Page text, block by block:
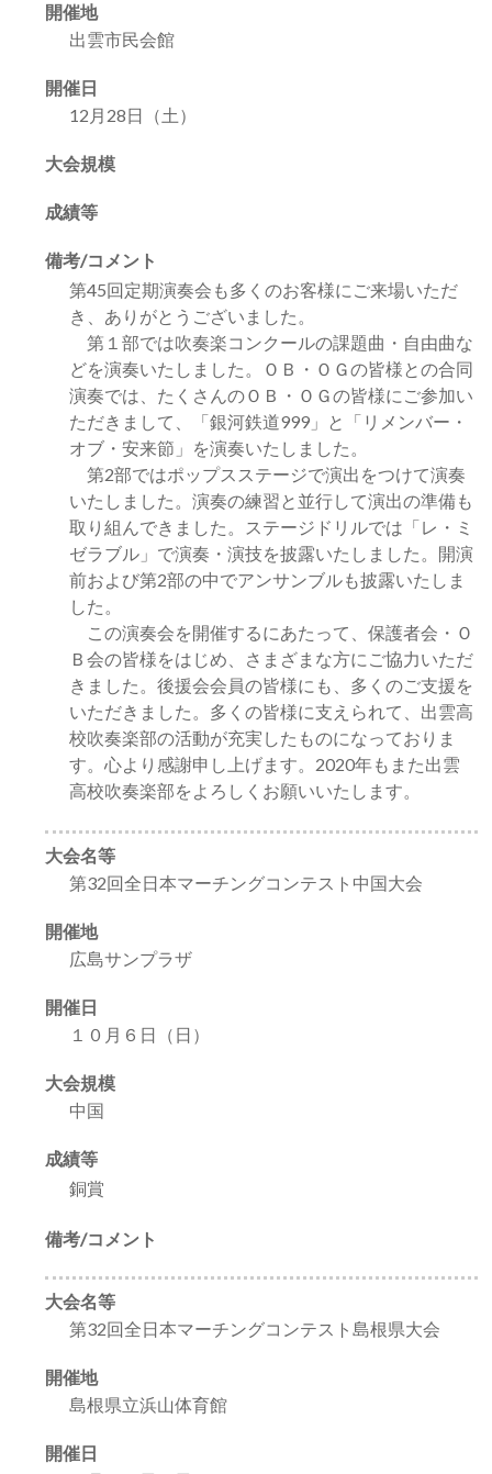
開催地
出雲市民会館
開催日
12月28日（土）
大会規模
成績等
備考/コメント
第45回定期演奏会も多くのお客様にご来場いただ
き、ありがとうございました。
第１部では吹奏楽コンクールの課題曲・自由曲な
どを演奏いたしました。ＯＢ・ＯＧの皆様との合同
演奏では、たくさんのＯＢ・ＯＧの皆様にご参加い
ただきまして、「銀河鉄道999」と「リメンバー・
オブ・安来節」を演奏いたしました。
第2部ではポップスステージで演出をつけて演奏
いたしました。演奏の練習と並行して演出の準備も
取り組んできました。ステージドリルでは「レ・ミ
ゼラブル」で演奏・演技を披露いたしました。開演
前および第2部の中でアンサンブルも披露いたしま
した。
この演奏会を開催するにあたって、保護者会・Ｏ
Ｂ会の皆様をはじめ、さまざまな方にご協力いただ
きました。後援会会員の皆様にも、多くのご支援を
いただきました。多くの皆様に支えられて、出雲高
校吹奏楽部の活動が充実したものになっておりま
す。心より感謝申し上げます。2020年もまた出雲
高校吹奏楽部をよろしくお願いいたします。
大会名等
第32回全日本マーチングコンテスト中国大会
開催地
広島サンプラザ
開催日
１０月６日（日）
大会規模
中国
成績等
銅賞
備考/コメント
大会名等
第32回全日本マーチングコンテスト島根県大会
開催地
島根県立浜山体育館
開催日